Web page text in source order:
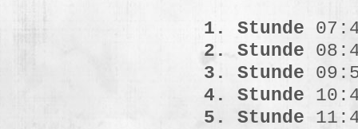
1. Stunde
2. Stunde
3. Stunde
4. Stunde
5. Stunde